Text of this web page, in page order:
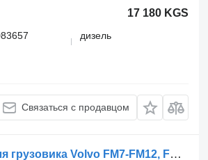
17 180 KGS
дизель
Связаться с продавцом
Главный тормозной кран Volvo ФМ (01.05-) K019819 для грузовика Volvo FM7-FM12, FM, FMX (1998-2014)